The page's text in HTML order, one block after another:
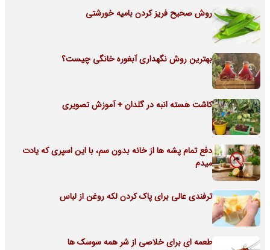
روش صحیح فریز کردن بامیه خورشتی
بهترین روش نگهداری آبغوره خانگی چیست؟
کاشت هسته انبه در گلدان + آموزش تصویری
دفع تمام پشه ها از خانه بدون سم، با این اسپری که یادت
میدم
ترفندی عالی برای پاک کردن لکه روغن از لباس
طعمه ای برای خلاصی از شر همه سوسک ها